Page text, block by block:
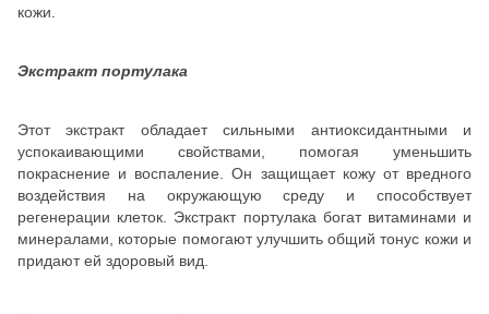
кожи.
Экстракт портулака
Этот экстракт обладает сильными антиоксидантными и
успокаивающими свойствами, помогая уменьшить
покраснение и воспаление. Он защищает кожу от вредного
воздействия на окружающую среду и способствует
регенерации клеток. Экстракт портулака богат витаминами и
минералами, которые помогают улучшить общий тонус кожи и
придают ей здоровый вид.